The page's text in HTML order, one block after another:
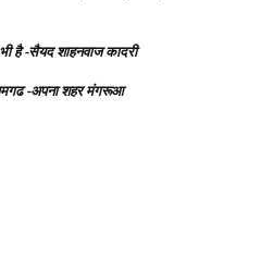
है -सैयद शाहनवाज कादरी
-अपना शहर मंगरूआ